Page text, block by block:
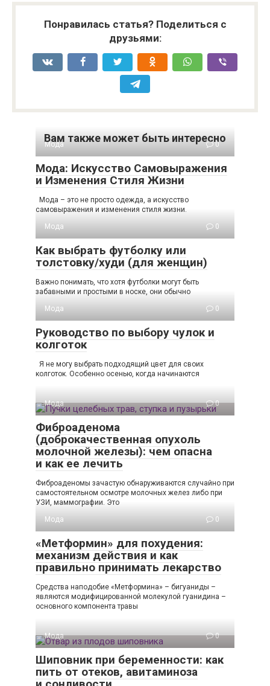
Понравилась статья? Поделиться с
друзьями:
Вам также может быть интересно
Мода 0
Мода: Искусство Самовыражения
и Изменения Стиля Жизни
Мода – это не просто одежда, а искусство
самовыражения и изменения стиля жизни.
Мода
0
Как выбрать футболку или
толстовку/худи (для женщин)
Важно понимать, что хотя футболки могут быть
забавными и простыми в носке, они обычно
Мода
0
Руководство по выбору чулок и
колготок
Я не могу выбрать подходящий цвет для своих
колготок. Особенно осенью, когда начинаются
Мода 0
Фиброаденома
(доброкачественная опухоль
молочной железы): чем опасна
и как ее лечить
Фиброаденомы зачастую обнаруживаются случайно при
самостоятельном осмотре молочных желез либо при
УЗИ, маммографии. Это
Мода
0
«Метформин» для похудения:
механизм действия и как
правильно принимать лекарство
Средства наподобие «Метформина» – бигуаниды –
являются модифицированной молекулой гуанидина –
основного компонента травы
Мода 0
Шиповник при беременности: как
пить от отеков, авитаминоза